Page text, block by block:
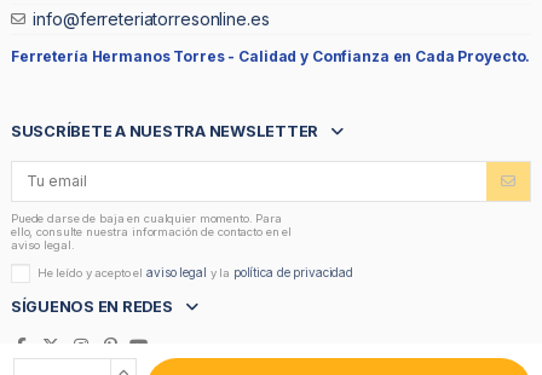
info@ferreteriatorresonline.es
Ferretería Hermanos Torres - Calidad y Confianza en Cada Proyecto.
SUSCRÍBETE A NUESTRA NEWSLETTER
Puede darse de baja en cualquier momento. Para
ello, consulte nuestra información de contacto en el
aviso legal.
He leído y acepto elaviso legal y la política de privacidad
SÍGUENOS EN REDES